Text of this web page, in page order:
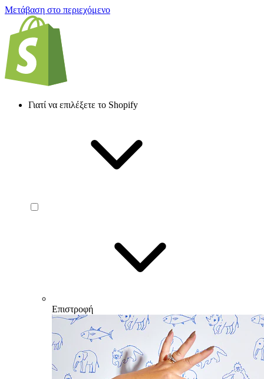
Μετάβαση στο περιεχόμενο
Γιατί να επιλέξετε το Shopify
Επιστροφή